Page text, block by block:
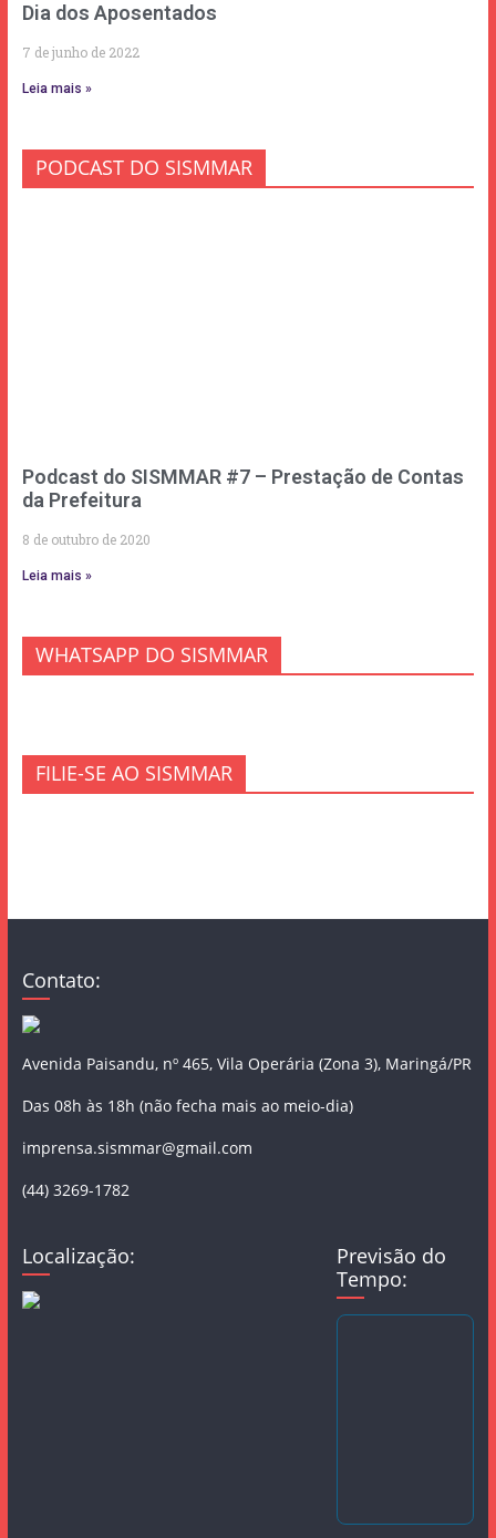
Dia dos Aposentados
7 de junho de 2022
Leia mais »
PODCAST DO SISMMAR
Podcast do SISMMAR #7 – Prestação de Contas
da Prefeitura
8 de outubro de 2020
Leia mais »
WHATSAPP DO SISMMAR
FILIE-SE AO SISMMAR
Contato:
Avenida Paisandu, nº 465, Vila Operária (Zona 3), Maringá/PR
Das 08h às 18h (não fecha mais ao meio-dia)
imprensa.sismmar@gmail.com
(44) 3269-1782
Localização:
Previsão do
Tempo: